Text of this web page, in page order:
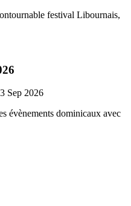
festival Libournais,
Sep 2026
évènements dominicaux avec